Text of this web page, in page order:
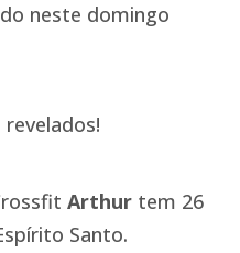
neste domingo
Arthur tem 26
Santo.